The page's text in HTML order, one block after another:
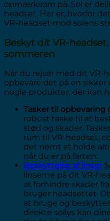
opmærksom på. Sol er
headset. Her er, hvorfor
VR-headset mod solens
Beskyt dit VR-
sommeren
Når du rejser med dit VR-
opbevare det på en sikker
nogle produkter, der kan
Tasker til opbevaring
robust taske til at
stød og skader.
rum til VR-headset,
det nemt at holde
når du er på farten.
Beskyttelse af linser
linserne på dit VR-
at forhindre skader
bruger headsettet.
at bruge og
direkte sollys kan